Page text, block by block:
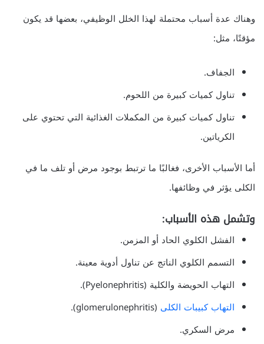
وهناك عدة أسباب محتملة لهذا الخلل الوظيفي، بعضها قد يكون
مؤقتًا، مثل:
الجفاف.
تناول كميات كبيرة من اللحوم.
تناول كميات كبيرة من المكملات الغذائية التي تحتوي على
الكرياتين.
أما الأسباب الأخرى، فغالبًا ما ترتبط بوجود مرض أو تلف ما في
الكلى يؤثر في وظائفها.
وتشمل هذه الأسباب:
الفشل الكلوي الحاد أو المزمن.
التسمم الكلوي الناتج عن تناول أدوية معينة.
التهاب الحويضة والكلية (Pyelonephritis).
التهاب كبيبات الكلى (glomerulonephritis).
مرض السكري.